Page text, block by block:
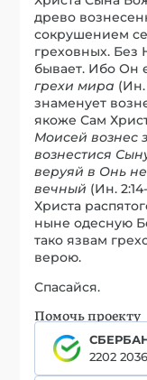
древо
сокрушением
греховных. Без
бывает. Ибо Он
грехи мира (Ин.
знаменует
якоже Сам
Моисей вознес
вознестися
веруяй в Онь
вечный (Ин.
Христа
ныне одесную
тако язвам
верою.
Спасайся.
Помочь проекту
2202